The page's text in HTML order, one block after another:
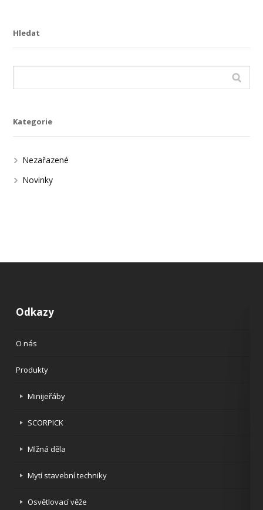
Hledat
Kategorie
Nezařazené
Novinky
Odkazy
O nás
Produkty
Minijeřáby
SCORPICK
Mlžná děla
Mytí stavební techniky
Osvětlovací věže